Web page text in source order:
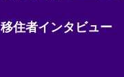
移住者インタビュー